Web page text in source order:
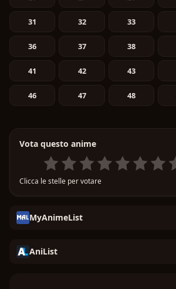
31 32 33
36 37 38
41 42 43
46 47 48
Vota questo anime
Clicca le stelle per votare
MyAnimeList
AniList